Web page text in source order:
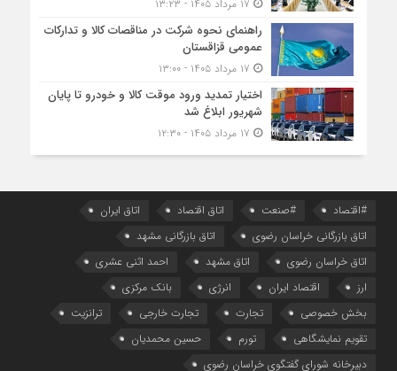
راهنمای نحوه شرکت در مناقصات کالا و تدارکات
عمومی قزاقستان
اختیار تمدید ورود موقت کالا و خودرو تا پایان
شهریور ابلاغ شد
#اقتصاد #صنعت اتاق اقتصاد
اتاق ایران
اتاق بازرگانی خراسان رضوی
اتاق بازرگانی مشهد
اتاق خراسان رضوی
اتاق مشهد
احمد اثنی عشری
ارز
اقتصاد ایران انرژی
بانک مرکزی
بخش خصوصی
تجارت تجارت خارجی
ترانزیت
تقویم نمایشگاهی
تورم
حسین محمدیان
دبیرخانه شورای گفتگوی خراسان رضوی